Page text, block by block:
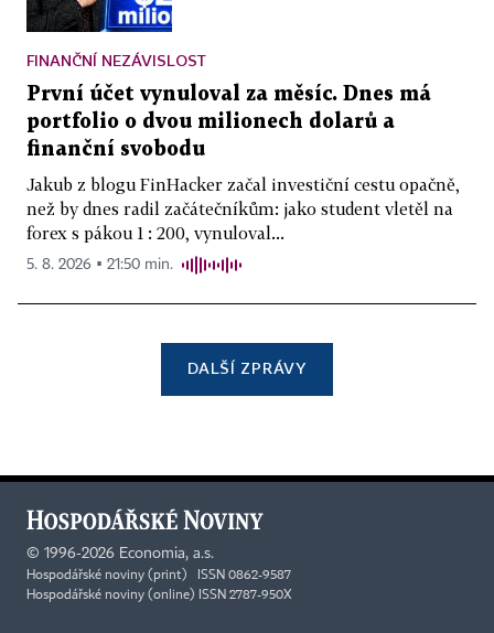
FINANČNÍ NEZÁVISLOST
První účet vynuloval za měsíc. Dnes má
portfolio o dvou milionech dolarů a
finanční svobodu
Jakub z blogu FinHacker začal investiční cestu opačně,
než by dnes radil začátečníkům: jako student vletěl na
forex s pákou 1 : 200, vynuloval...
5. 8. 2026 ▪ 21:50 min.
DALŠÍ ZPRÁVY
© 1996-2026 Economia, a.s.
Hospodářské noviny (print) ISSN 0862-9587
Hospodářské noviny (online) ISSN 2787-950X